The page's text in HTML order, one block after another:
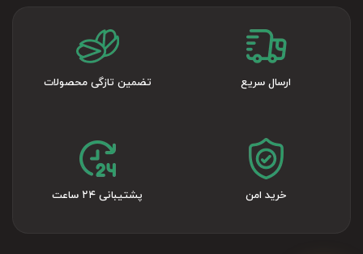
سابقه ما در این کار طولانی است و بیش از یک قرن است که
خرید و فروش آجیل و خشکباردر مشهد فعالیت داریم.
می‌توانید به سایت ما مراجعه کرده و در آنجا قیمت تخمه
آفتابگردان را هم مشاهده کنید.
ارسال سریع تضمین تازگی محصولات
خرید امن پشتیبانی ۲۴ ساعت